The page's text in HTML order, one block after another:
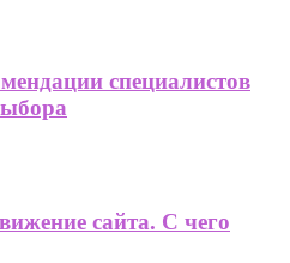
специалистов
сайта. С чего